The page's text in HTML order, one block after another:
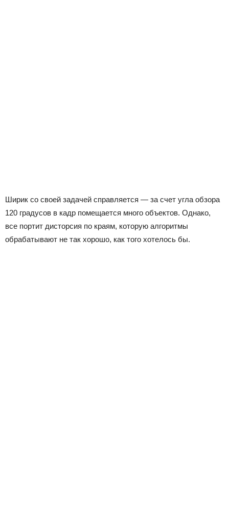
Ширик со своей задачей справляется — за счет угла обзора
120 градусов в кадр помещается много объектов. Однако,
все портит дисторсия по краям, которую алгоритмы
обрабатывают не так хорошо, как того хотелось бы.